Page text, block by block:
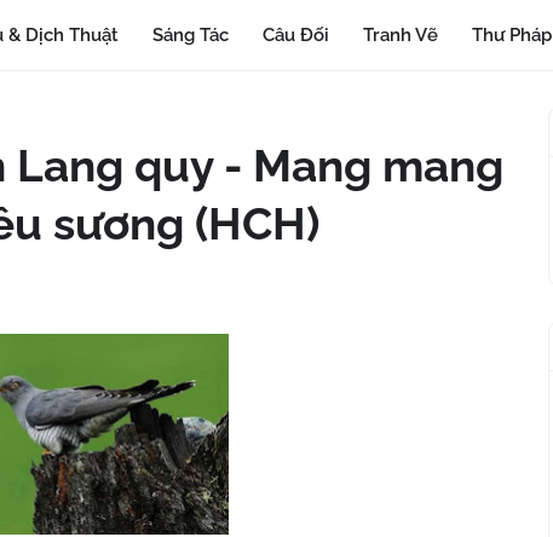
& Dịch Thuật Sáng Tác Câu Đối Tranh Vẽ Thư Pháp
quy - Mang mang
sương (HCH)